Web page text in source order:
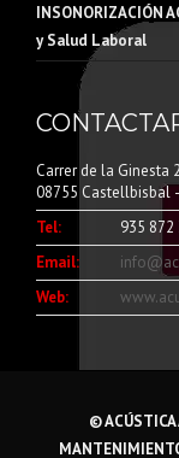
INSONORIZACIÓN
y Salud Laboral
Carrer de la Ginesta
08755 Castellbisbal
Tel:
935 872
Email:
Web:
©